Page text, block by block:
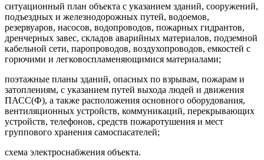
ситуационный план объекта с указанием зданий, сооружений,
подъездных и железнодорожных путей, водоемов,
резервуаров, насосов, водопроводов, пожарных гидрантов,
дренчерных завес, складов аварийных материалов, подземной
кабельной сети, паропроводов, воздухопроводов, емкостей с
горючими и легковоспламеняющимися материалами;
поэтажные планы зданий, опасных по взрывам, пожарам и
затоплениям, с указанием путей выхода людей и движения
ПАСС(Ф), а также расположения основного оборудования,
вентиляционных устройств, коммуникаций, перекрывающих
устройств, телефонов, средств пожаротушения и мест
группового хранения самоспасателей;
схема электроснабжения объекта.